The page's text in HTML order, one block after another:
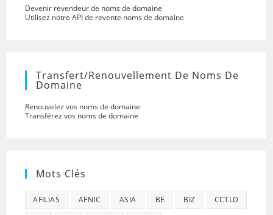
Devenir revendeur de noms de domaine
Utilisez notre API de revente noms de domaine
Transfert/renouvellement De Noms De
Domaine
Renouvelez vos noms de domaine
Transférez vos noms de domaine
Mots Clés
AFILIAS AFNIC ASIA BE BIZ CCTLD